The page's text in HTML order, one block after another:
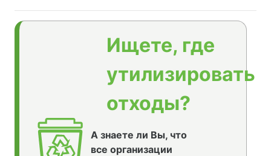
Ищете, где
утилизировать
отходы?
А знаете ли Вы, что
все организации